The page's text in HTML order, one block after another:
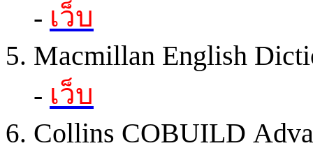
- เว็บ
Macmillan English
- เว็บ
Collins COBUILD